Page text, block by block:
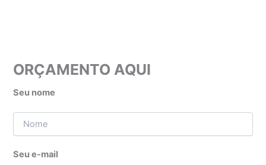
ORÇAMENTO AQUI
Seu nome
Seu e-mail